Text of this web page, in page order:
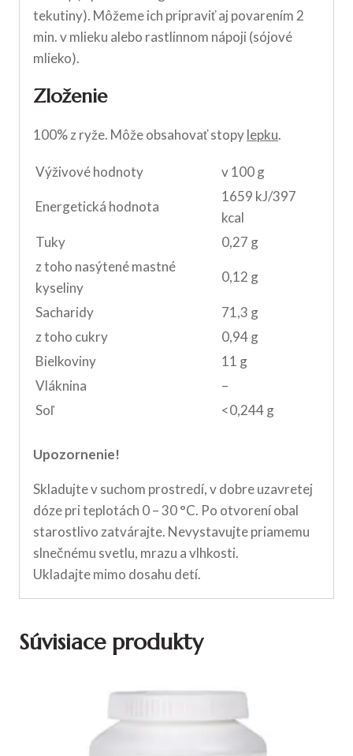
tekutiny). Môžeme ich pripraviť aj povarením 2
min. v mlieku alebo rastlinnom nápoji (sójové
mlieko).
Zloženie
100% z ryže. Môže obsahovať stopylepku.
Výživové hodnoty v 100 g
Energetická hodnota
1659 kJ/397
kcal
Tuky
0,27 g
z toho nasýtené mastné
kyseliny
0,12 g
Sacharidy
71,3 g
z toho cukry
0,94 g
Bielkoviny
11 g
Vláknina
–
Soľ
<0,244 g
Upozornenie!
Skladujte v suchom prostredí, v dobre uzavretej
dóze pri teplotách 0 – 30 °C. Po otvorení obal
starostlivo zatvárajte. Nevystavujte priamemu
slnečnému svetlu, mrazu a vlhkosti.
Ukladajte mimo dosahu detí.
Súvisiace produkty